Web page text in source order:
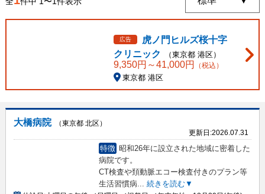
広告
虎ノ門ヒルズ桜十字
クリニック
（東京都 港区）
9,350円～41,000円 （税込）
東京都 港区
大橋病院
（東京都 北区）
更新日:2026.07.31
特徴 昭和26年に設立された地域に密着した
病院です。
CT検査や頚動脈エコー検査付きのプラン等
生活習慣病... 続きを読む▼